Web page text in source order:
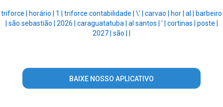
triforce | horário | 1 | triforce contabilidade | \' | carvao | hor | al |
barbeiro
são sebastião | 2026 | caraguatatuba | al santos | ' | cortinas | poste |
2027 | são |
BAIXE NOSSO APLICATIVO